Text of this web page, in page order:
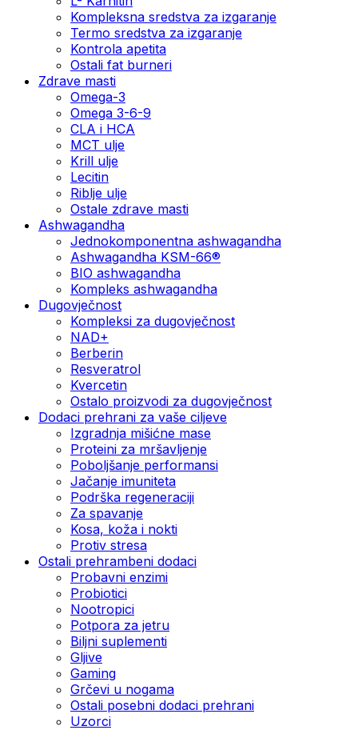
Kompleksna sredstva za izgaranje
Termo sredstva za izgaranje
Kontrola apetita
Ostali fat burneri
Zdrave masti
Omega-3
Omega 3-6-9
CLA i HCA
MCT ulje
Krill ulje
Lecitin
Riblje ulje
Ostale zdrave masti
Ashwagandha
Jednokomponentna ashwagandha
Ashwagandha KSM-66®
BIO ashwagandha
Kompleks ashwagandha
Dugovječnost
Kompleksi za dugovječnost
NAD+
Berberin
Resveratrol
Kvercetin
Ostalo proizvodi za dugovječnost
Dodaci prehrani za vaše ciljeve
Izgradnja mišićne mase
Proteini za mršavljenje
Poboljšanje performansi
Jačanje imuniteta
Podrška regeneraciji
Za spavanje
Kosa, koža i nokti
Protiv stresa
Ostali prehrambeni dodaci
Probavni enzimi
Probiotici
Nootropici
Potpora za jetru
Biljni suplementi
Gljive
Gaming
Grčevi u nogama
Ostali posebni dodaci prehrani
Uzorci